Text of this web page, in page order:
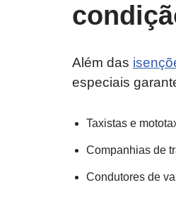
Além das
especiais
Taxistas e
Companhias de
Condutores de